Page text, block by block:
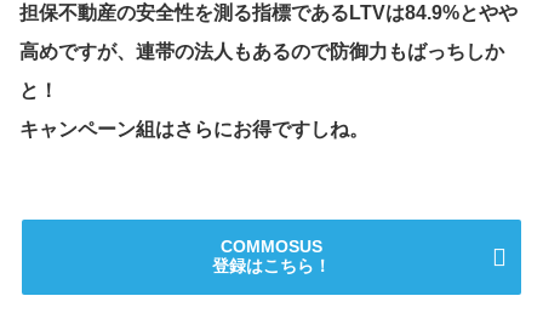
担保不動産の安全性を測る指標であるLTVは84.9%とやや
高めですが、連帯の法人もあるので防御力もばっちしか
と！
キャンペーン組はさらにお得ですしね。
COMMOSUS
登録はこちら！